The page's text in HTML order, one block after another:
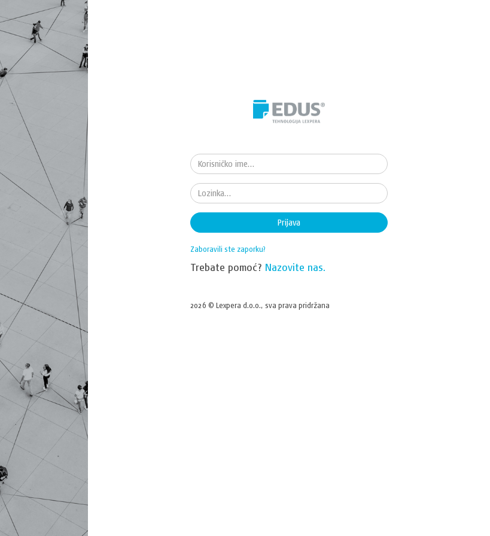
Prijava
Zaboravili ste zaporku?
Trebate pomoć? Nazovite nas.
2026 © Lexpera d.o.o., sva prava pridržana